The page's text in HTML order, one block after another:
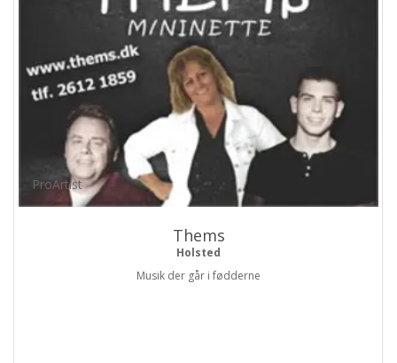
ProArtist
Thems
Holsted
Musik der går i fødderne